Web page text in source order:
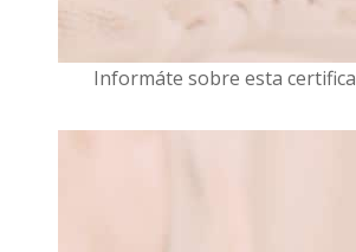
Informáte sobre esta